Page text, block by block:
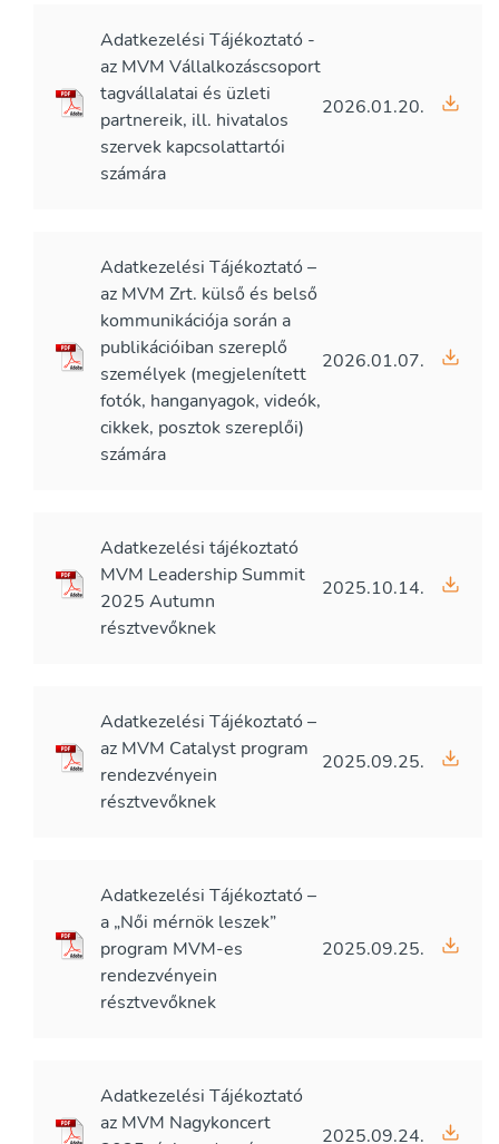
Adatkezelési Tájékoztató -
az MVM Vállalkozáscsoport
tagvállalatai és üzleti
partnereik, ill. hivatalos
szervek kapcsolattartói
számára
2026.01.20.
Adatkezelési Tájékoztató –
az MVM Zrt. külső és belső
kommunikációja során a
publikációiban szereplő
személyek (megjelenített
fotók, hanganyagok, videók,
cikkek, posztok szereplői)
számára
2026.01.07.
Adatkezelési tájékoztató
MVM Leadership Summit
2025 Autumn
résztvevőknek
2025.10.14.
Adatkezelési Tájékoztató –
az MVM Catalyst program
rendezvényein
résztvevőknek
2025.09.25.
Adatkezelési Tájékoztató –
a „Női mérnök leszek”
program MVM-es
rendezvényein
résztvevőknek
2025.09.25.
Adatkezelési Tájékoztató
az MVM Nagykoncert
2025.09.24.